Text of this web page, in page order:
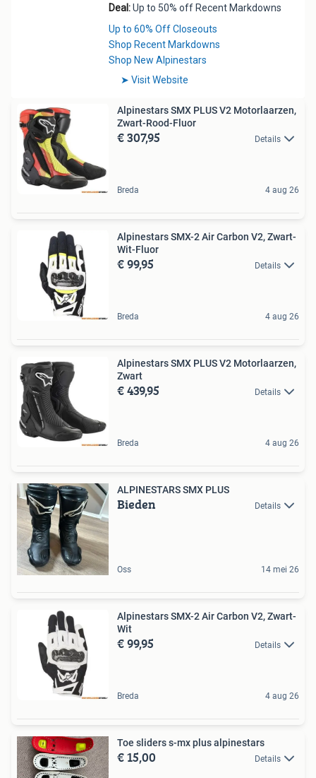
Alpinestars SMX PLUS V2 Motorlaarzen,
Zwart-Rood-Fluor
€ 307,95 Details
Breda 4 aug 26
Alpinestars SMX-2 Air Carbon V2, Zwart-
Wit-Fluor
€ 99,95 Details
Breda 4 aug 26
Alpinestars SMX PLUS V2 Motorlaarzen,
Zwart
€ 439,95 Details
Breda 4 aug 26
ALPINESTARS SMX PLUS
Bieden Details
Oss 14 mei 26
Alpinestars SMX-2 Air Carbon V2, Zwart-
Wit
€ 99,95 Details
Breda 4 aug 26
Toe sliders s-mx plus alpinestars
€ 15,00 Details